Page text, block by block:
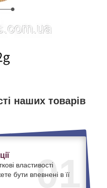
наших товарів
01
властивості
бути впевнені в її